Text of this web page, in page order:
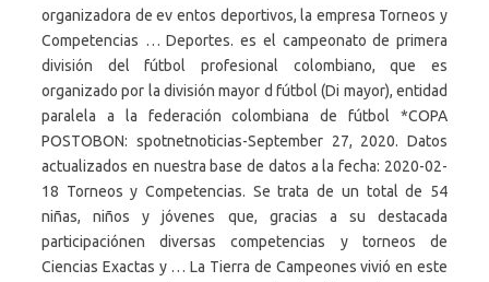
organizadora de ev entos deportivos, la empresa Torneos y
Competencias … Deportes. es el campeonato de primera
división del fútbol profesional colombiano, que es
organizado por la división mayor d fútbol (Di mayor), entidad
paralela a la federación colombiana de fútbol *COPA
POSTOBON: spotnetnoticias-September 27, 2020. Datos
actualizados en nuestra base de datos a la fecha: 2020-02-
18 Torneos y Competencias. Se trata de un total de 54
niñas, niños y jóvenes que, gracias a su destacada
participaciónen diversas competencias y torneos de
Ciencias Exactas y … La Tierra de Campeones vivió en este